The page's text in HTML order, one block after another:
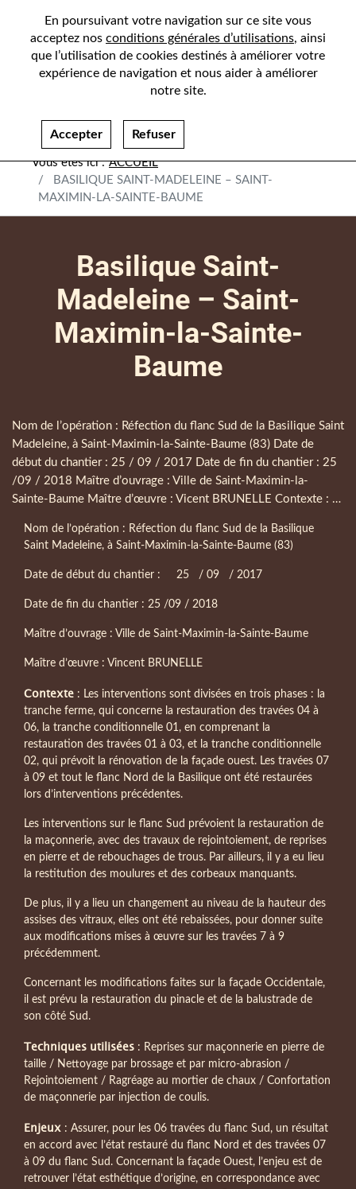
En poursuivant votre navigation sur ce site vous
acceptez nos conditions générales d’utilisations, ainsi
que l’utilisation de cookies destinés à améliorer votre
expérience de navigation et nous aider à améliorer
notre site.
Accepter Refuser
ACCUEIL
BASILIQUE SAINT-MADELEINE – SAINT-
MAXIMIN-LA-SAINTE-BAUME
Basilique Saint-
Madeleine – Saint-
Maximin-la-Sainte-
Baume
Corps
Nom de l’opération : Réfection du flanc Sud de la Basilique Saint
Madeleine, à Saint-Maximin-la-Sainte-Baume (83) Date de
début du chantier : 25 / 09 / 2017 Date de fin du chantier : 25
/09 / 2018 Maître d’ouvrage : Ville de Saint-Maximin-la-
Sainte-Baume Maître d’œuvre : Vicent BRUNELLE Contexte : …
Paragraphes
Nom de l’opération : Réfection du flanc Sud de la Basilique
Saint Madeleine, à Saint-Maximin-la-Sainte-Baume (83)
Date de début du chantier : 25 / 09 / 2017
Date de fin du chantier : 25 /09 / 2018
Maître d’ouvrage : Ville de Saint-Maximin-la-Sainte-Baume
Maître d’œuvre : Vincent BRUNELLE
Contexte : Les interventions sont divisées en trois phases : la
tranche ferme, qui concerne la restauration des travées 04 à
06, la tranche conditionnelle 01, en comprenant la
restauration des travées 01 à 03, et la tranche conditionnelle
02, qui prévoit la rénovation de la façade ouest. Les travées 07
à 09 et tout le flanc Nord de la Basilique ont été restaurées
lors d’interventions précédentes.
Les interventions sur le flanc Sud prévoient la restauration de
la maçonnerie, avec des travaux de rejointoiement, de reprises
en pierre et de rebouchages de trous. Par ailleurs, il y a eu lieu
la restitution des moulures et des corbeaux manquants.
De plus, il y a lieu un changement au niveau de la hauteur des
assises des vitraux, elles ont été rebaissées, pour donner suite
aux modifications mises à œuvre sur les travées 7 à 9
précédemment.
Concernant les modifications faites sur la façade Occidentale,
il est prévu la restauration du pinacle et de la balustrade de
son côté Sud.
Techniques utilisées : Reprises sur maçonnerie en pierre de
taille / Nettoyage par brossage et par micro-abrasion /
Rejointoiement / Ragréage au mortier de chaux / Confortation
de maçonnerie par injection de coulis.
Enjeux : Assurer, pour les 06 travées du flanc Sud, un résultat
en accord avec l’état restauré du flanc Nord et des travées 07
à 09 du flanc Sud. Concernant la façade Ouest, l’enjeu est de
retrouver l’état esthétique d’origine, en correspondance avec